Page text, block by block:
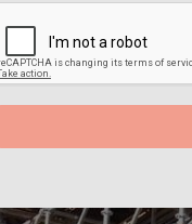
Đĩa “chuẩn li, đúng